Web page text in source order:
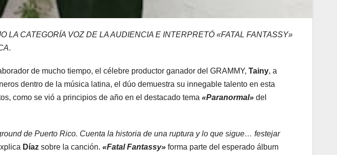
LA CATEGORÍA VOZ DE LA AUDIENCIA E INTERPRETÓ «FATAL FANTASSY»
.
de mucho tiempo, el célebre productor ganador del GRAMMY, Tainy, a
dentro de la música latina, el dúo demuestra su innegable talento en esta
como se vió a principios de año en el destacado tema «Paranormal» del
de Puerto Rico. Cuenta la historia de una ruptura y lo que sigue… festejar
Díaz sobre la canción. «Fatal Fantassy» forma parte del esperado álbum